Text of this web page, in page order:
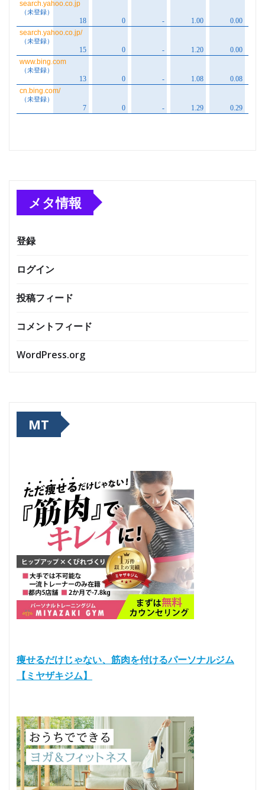
メタ情報
登録
ログイン
投稿フィード
コメントフィード
WordPress.org
MT
痩せるだけじゃない、筋肉を付けるパーソナルジム
【ミヤザキジム】